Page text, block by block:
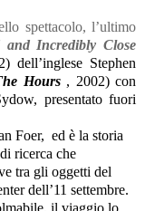
spettacolo, l’ultimo
and Incredibly Close
dell’inglese Stephen
Hours , 2002) con
presentato fuori
Foer, ed è la storia
ricerca che
tra gli oggetti del
dell’11 settembre.